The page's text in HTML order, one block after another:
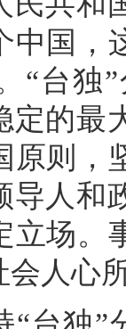
中国，
“台独
定的最
原则，
导人
立场。
人心